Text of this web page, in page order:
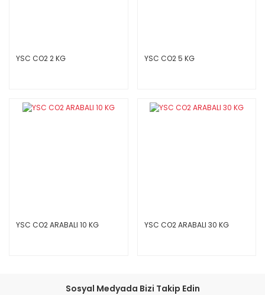
YSC CO2 2 KG YSC CO2 5 KG
YSC CO2 ARABALI 10 KG YSC CO2 ARABALI 30 KG
Sosyal Medyada Bizi Takip Edin